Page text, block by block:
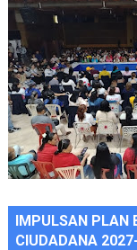
IMPULSAN PLAN
CIUDADANA